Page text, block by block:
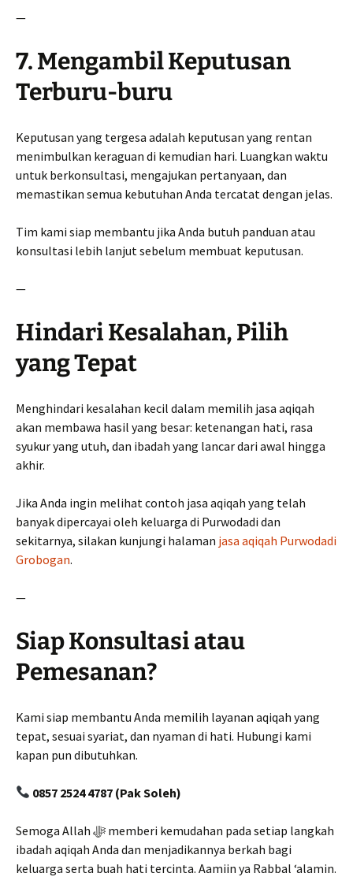
—
7. Mengambil Keputusan
Terburu-buru
Keputusan yang tergesa adalah keputusan yang rentan
menimbulkan keraguan di kemudian hari. Luangkan waktu
untuk berkonsultasi, mengajukan pertanyaan, dan
memastikan semua kebutuhan Anda tercatat dengan jelas.
Tim kami siap membantu jika Anda butuh panduan atau
konsultasi lebih lanjut sebelum membuat keputusan.
—
Hindari Kesalahan, Pilih
yang Tepat
Menghindari kesalahan kecil dalam memilih jasa aqiqah
akan membawa hasil yang besar: ketenangan hati, rasa
syukur yang utuh, dan ibadah yang lancar dari awal hingga
akhir.
Jika Anda ingin melihat contoh jasa aqiqah yang telah
banyak dipercayai oleh keluarga di Purwodadi dan
sekitarnya, silakan kunjungi halaman jasa aqiqah Purwodadi
Grobogan.
—
Siap Konsultasi atau
Pemesanan?
Kami siap membantu Anda memilih layanan aqiqah yang
tepat, sesuai syariat, dan nyaman di hati. Hubungi kami
kapan pun dibutuhkan.
0857 2524 4787 (Pak Soleh)
Semoga Allah ﷻ memberi kemudahan pada setiap langkah
ibadah aqiqah Anda dan menjadikannya berkah bagi
keluarga serta buah hati tercinta. Aamiin ya Rabbal ‘alamin.